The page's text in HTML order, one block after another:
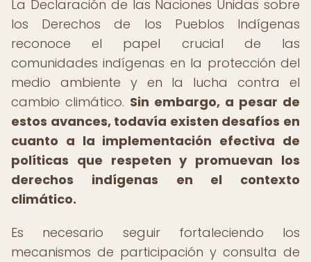
La Declaración de las Naciones Unidas sobre
los Derechos de los Pueblos Indígenas
reconoce el papel crucial de las
comunidades indígenas en la protección del
medio ambiente y en la lucha contra el
cambio climático. Sin embargo, a pesar de
estos avances, todavía existen desafíos en
cuanto a la implementación efectiva de
políticas que respeten y promuevan los
derechos indígenas en el contexto
climático.
Es necesario seguir fortaleciendo los
mecanismos de participación y consulta de